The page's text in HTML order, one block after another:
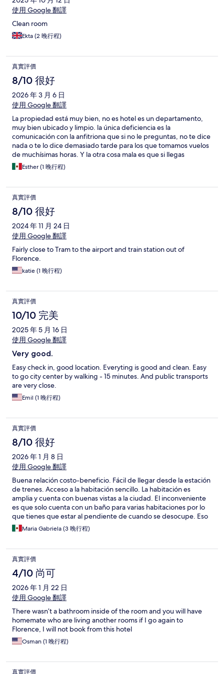
使用 Google 翻譯
Clean room
Ekta (2 晚行程)
真實評價
8/10 很好
2026 年 3 月 6 日
使用 Google 翻譯
La propiedad está muy bien, no es hotel es un departamento,
muy bien ubicado y limpio. la única deficiencia es la
comunicación con la anfitriona que si no le preguntas, no te dice
nada o te lo dice demasiado tarde para los que tomamos vuelos
de muchísimas horas. Y la otra cosa mala es que si llegas
después de las 10 te quitan las llaves del auto check in (según
esto x motivos de seguridad) pero están en una mini caja fuerte,
Esther (1 晚行程)
真實評價
8/10 很好
2024 年 11 月 24 日
使用 Google 翻譯
Fairly close to Tram to the airport and train station out of
Florence.
katie (1 晚行程)
真實評價
10/10 完美
2025 年 5 月 16 日
使用 Google 翻譯
Very good.
Easy check in, good location. Everyting is good and clean. Easy
to go city center by walking - 15 minutes. And public transports
are very close.
Emil (1 晚行程)
真實評價
8/10 很好
2026 年 1 月 8 日
使用 Google 翻譯
Buena relación costo-beneficio. Fácil de llegar desde la estación
de trenes. Acceso a la habitación sencillo. La habitación es
amplia y cuenta con buenas vistas a la ciudad. El inconveniente
es que solo cuenta con un baño para varias habitaciones por lo
que tienes que estar al pendiente de cuando se desocupe. Eso
puede llegar a ser molesto.
Maria Gabriela (3 晚行程)
真實評價
4/10 尚可
2026 年 1 月 22 日
使用 Google 翻譯
There wasn’t a bathroom inside of the room and you will have
homemate who are living another rooms if I go again to
Florence, I will not book from this hotel
Osman (1 晚行程)
真實評價